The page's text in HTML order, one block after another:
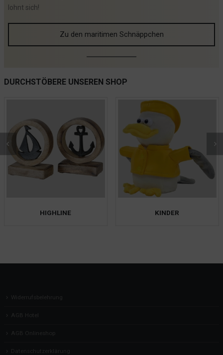
lohnt sich!
Zu den maritimen Schnäppchen
DURCHSTÖBERE UNSEREN SHOP
HIGHLINE KINDER
Widerrufsbelehrung
AGB Hotel
AGB Onlineshop
Datenschutzerklärung